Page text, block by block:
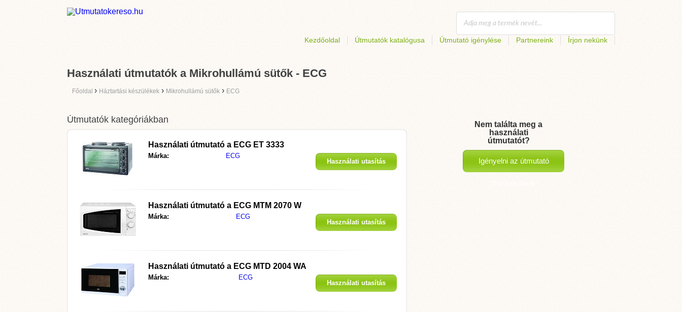
Kezdőoldal Útmutatók katalógusa Útmutató igénylése Partnereink Írjon nekünk
Használati útmutatók a Mikrohullámú sütők - ECG
Főoldal › Háztartási készülékek › Mikrohullámú sütők › ECG
Útmutatók kategóriákban
Használati útmutató a ECG ET 3333
Márka: ECG
Használati utasítás
Használati útmutató a ECG MTM 2070 W
Márka: ECG
Használati utasítás
Használati útmutató a ECG MTD 2004 WA
Márka: ECG
Használati utasítás
Nem találta meg a
használati
útmutatót?
Igényelni az útmutató